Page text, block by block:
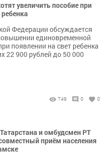
увеличить пособие при
Федерации обсуждается
единовременной
появлении на свет ребенка
22 900 рублей до 50 000
749 0 0
и омбудсмен РТ
приём населения